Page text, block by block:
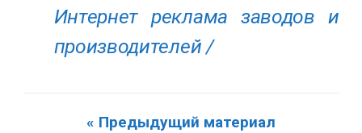
Интернет реклама заводов и
производителей /
« Предыдущий материал